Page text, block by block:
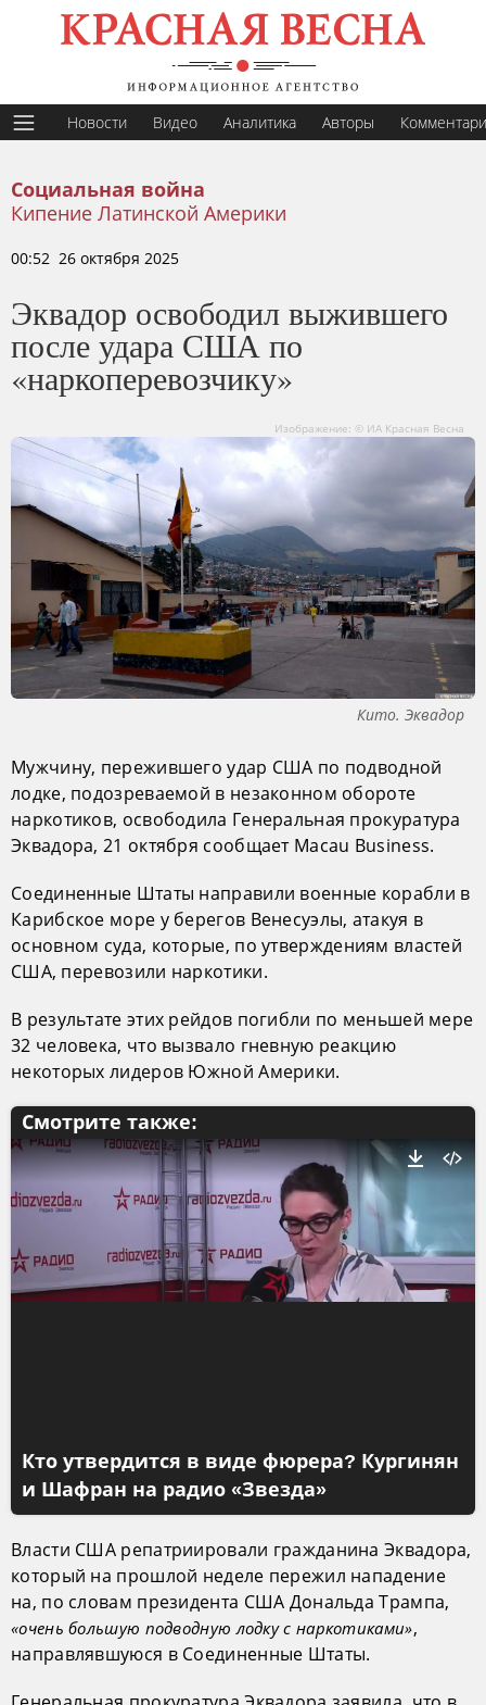
Новости Видео Аналитика Авторы
Социальная война
Кипение Латинской Америки
00:52 26 октября 2025
Эквадор освободил выжившего
после удара США по
«наркоперевозчику»
Изображение: © ИА Красная Весна
Кито. Эквадор
Мужчину, пережившего удар США по подводной
лодке, подозреваемой в незаконном обороте
наркотиков, освободила Генеральная прокуратура
Эквадора, 21 октября сообщает Macau Business.
Соединенные Штаты направили военные корабли в
Карибское море у берегов Венесуэлы, атакуя в
основном суда, которые, по утверждениям властей
США, перевозили наркотики.
В результате этих рейдов погибли по меньшей мере
32 человека, что вызвало гневную реакцию
некоторых лидеров Южной Америки.
Смотрите также:
Кто утвердится в виде фюрера? Кургинян
и Шафран на радио «Звезда»
Власти США репатриировали гражданина Эквадора,
который на прошлой неделе пережил нападение
на, по словам президента США Дональда Трампа,
«очень большую подводную лодку с наркотиками»,
направлявшуюся в Соединенные Штаты.